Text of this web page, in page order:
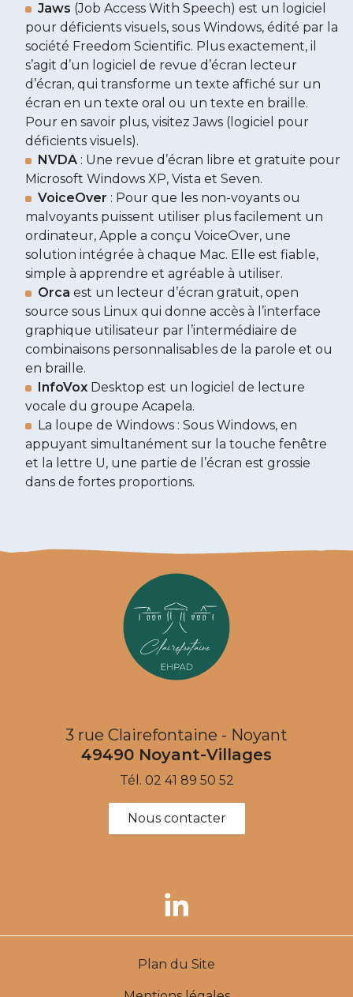
Jaws (Job Access With Speech) est un logiciel
pour déficients visuels, sous Windows, édité par la
société Freedom Scientific. Plus exactement, il
s’agit d’un logiciel de revue d’écran lecteur
d’écran, qui transforme un texte affiché sur un
écran en un texte oral ou un texte en braille.
Pour en savoir plus, visitez Jaws (logiciel pour
déficients visuels).
NVDA : Une revue d’écran libre et gratuite pour
Microsoft Windows XP, Vista et Seven.
VoiceOver : Pour que les non-voyants ou
malvoyants puissent utiliser plus facilement un
ordinateur, Apple a conçu VoiceOver, une
solution intégrée à chaque Mac. Elle est fiable,
simple à apprendre et agréable à utiliser.
Orca est un lecteur d’écran gratuit, open
source sous Linux qui donne accès à l’interface
graphique utilisateur par l’intermédiaire de
combinaisons personnalisables de la parole et ou
en braille.
InfoVox Desktop est un logiciel de lecture
vocale du groupe Acapela.
La loupe de Windows : Sous Windows, en
appuyant simultanément sur la touche fenêtre
et la lettre U, une partie de l’écran est grossie
dans de fortes proportions.
3 rue Clairefontaine - Noyant
49490 Noyant-Villages
Tél. 02 41 89 50 52
Nous contacter
Plan du Site